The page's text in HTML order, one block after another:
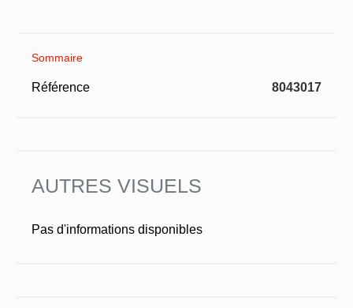
Sommaire
Référence 8043017
AUTRES VISUELS
Pas d'informations disponibles